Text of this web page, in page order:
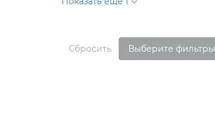
Сбросить Выберите фильтры